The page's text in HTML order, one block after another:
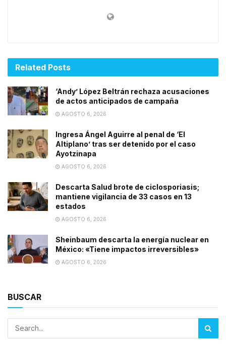
Related Posts
‘Andy’ López Beltrán rechaza acusaciones
de actos anticipados de campaña
AGOSTO 6, 2026
Ingresa Ángel Aguirre al penal de ‘El
Altiplano’ tras ser detenido por el caso
Ayotzinapa
AGOSTO 6, 2026
Descarta Salud brote de ciclosporiasis;
mantiene vigilancia de 33 casos en 13
estados
AGOSTO 6, 2026
Sheinbaum descarta la energía nuclear en
México: «Tiene impactos irreversibles»
AGOSTO 6, 2026
BUSCAR